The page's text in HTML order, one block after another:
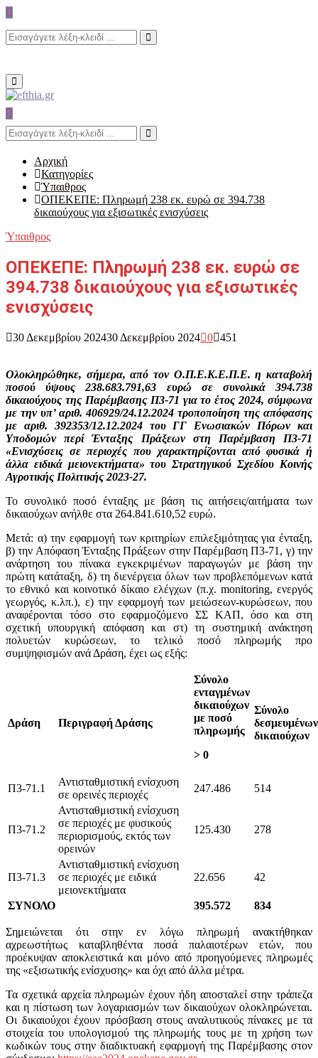
Search
Search
Primary
Menu
Search
for:
Search
Αρχική
Κατηγορίες
Ύπαιθρος
ΟΠΕΚΕΠΕ: Πληρωμή 238 εκ. ευρώ σε 394.738
δικαιούχους για εξισωτικές ενισχύσεις
Ύπαιθρος
ΟΠΕΚΕΠΕ: Πληρωμή 238 εκ. ευρώ σε
394.738 δικαιούχους για εξισωτικές
ενισχύσεις
30 Δεκεμβρίου 202430 Δεκεμβρίου 2024 0 451
Ολοκληρώθηκε, σήμερα, από τον Ο.Π.Ε.Κ.Ε.Π.Ε. η καταβολή
ποσού ύψους 238.683.791,63 ευρώ σε συνολικά 394.738
δικαιούχους της Παρέμβασης Π3-71 για το έτος 2024, σύμφωνα
με την υπ’ αριθ. 406929/24.12.2024 τροποποίηση της απόφασης
με αριθ. 392353/12.12.2024 του ΓΓ Ενωσιακών Πόρων και
Υποδομών περί Ένταξης Πράξεων στη Παρέμβαση Π3-71
«Ενισχύσεις σε περιοχές που χαρακτηρίζονται από φυσικά ή
άλλα ειδικά μειονεκτήματα» του Στρατηγικού Σχεδίου Κοινής
Αγροτικής Πολιτικής 2023-27.
Το συνολικό ποσό ένταξης με βάση τις αιτήσεις/αιτήματα των
δικαιούχων ανήλθε στα 264.841.610,52 ευρώ.
Μετά: α) την εφαρμογή των κριτηρίων επιλεξιμότητας για ένταξη,
β) την Απόφαση Ένταξης Πράξεων στην Παρέμβαση Π3-71, γ) την
ανάρτηση του πίνακα εγκεκριμένων παραγωγών με βάση την
πρώτη κατάταξη, δ) τη διενέργεια όλων των προβλεπόμενων κατά
το εθνικό και κοινοτικό δίκαιο ελέγχων (π.χ. monitoring, ενεργός
γεωργός, κ.λπ.), ε) την εφαρμογή των μειώσεων-κυρώσεων, που
αναφέρονται τόσο στο εφαρμοζόμενο ΣΣ ΚΑΠ, όσο και στη
σχετική υπουργική απόφαση και στ) τη συστημική ανάκτηση
πολυετών κυρώσεων, το τελικό ποσό πληρωμής προ
συμψηφισμών ανά Δράση, έχει ως εξής:
Δράση Περιγραφή Δράσης
Σύνολο
ενταγμένων
δικαιούχων
με ποσό
πληρωμής
> 0
Σύνολο
δεσμευμένων
δικαιούχων
Π3-71.1
Αντισταθμιστική ενίσχυση
σε ορεινές περιοχές
247.486 514
Π3-71.2
Αντισταθμιστική ενίσχυση
σε περιοχές με φυσικούς
περιορισμούς, εκτός των
ορεινών
125.430 278
Π3-71.3
Αντισταθμιστική ενίσχυση
σε περιοχές με ειδικά
μειονεκτήματα
22.656 42
ΣΥΝΟΛΟ 395.572 834
Σημειώνεται ότι στην εν λόγω πληρωμή ανακτήθηκαν
αχρεωστήτως καταβληθέντα ποσά παλαιοτέρων ετών, που
προέκυψαν αποκλειστικά και μόνο από προηγούμενες πληρωμές
της «εξισωτικής ενίσχυσης» και όχι από άλλα μέτρα.
Τα σχετικά αρχεία πληρωμών έχουν ήδη αποσταλεί στην τράπεζα
και η πίστωση των λογαριασμών των δικαιούχων ολοκληρώνεται.
Οι δικαιούχοι έχουν πρόσβαση στους αναλυτικούς πίνακες με τα
στοιχεία του υπολογισμού της πληρωμής τους με τη χρήση των
κωδικών τους στην διαδικτυακή εφαρμογή της Παρέμβασης στον